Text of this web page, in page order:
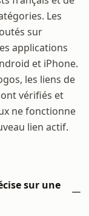
Les
sur
applications
et iPhone.
les liens de
vérifiés et
ne fonctionne
lien actif.
sur une